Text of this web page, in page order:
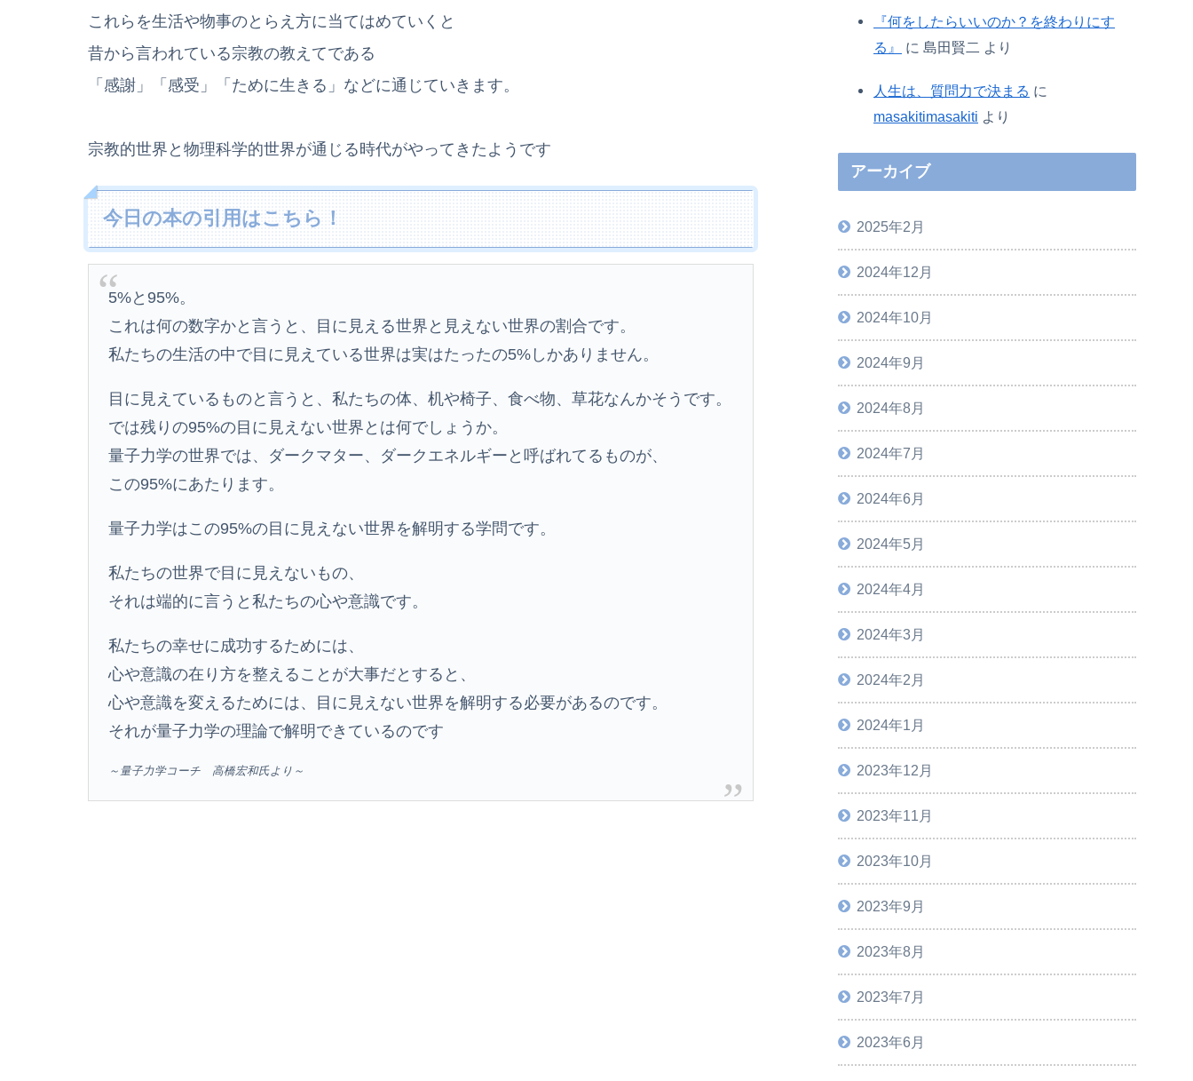
これらを生活や物事のとらえ方に当てはめていくと
昔から言われている宗教の教えてである
「感謝」「感受」「ために生きる」などに通じていきます。
宗教的世界と物理科学的世界が通じる時代がやってきたようです
今日の本の引用はこちら！
5%と95%。
これは何の数字かと言うと、目に見える世界と見えない世界の割合です。
私たちの生活の中で目に見えている世界は実はたったの5%しかありません。
目に見えているものと言うと、私たちの体、机や椅子、食べ物、草花なんかそうです。
では残りの95%の目に見えない世界とは何でしょうか。
量子力学の世界では、ダークマター、ダークエネルギーと呼ばれてるものが、
この95%にあたります。
量子力学はこの95%の目に見えない世界を解明する学問です。
私たちの世界で目に見えないもの、
それは端的に言うと私たちの心や意識です。
私たちの幸せに成功するためには、
心や意識の在り方を整えることが大事だとすると、
心や意識を変えるためには、目に見えない世界を解明する必要があるのです。
それが量子力学の理論で解明できているのです
～量子力学コーチ 高橋宏和氏より～
『何をしたらいいのか？を終わりにす
る』
に 島田賢二 より
人生は、質問力で決まる に
masakitimasakiti より
アーカイブ
2025年2月
2024年12月
2024年10月
2024年9月
2024年8月
2024年7月
2024年6月
2024年5月
2024年4月
2024年3月
2024年2月
2024年1月
2023年12月
2023年11月
2023年10月
2023年9月
2023年8月
2023年7月
2023年6月